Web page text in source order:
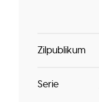
Zilpublikum
Serie